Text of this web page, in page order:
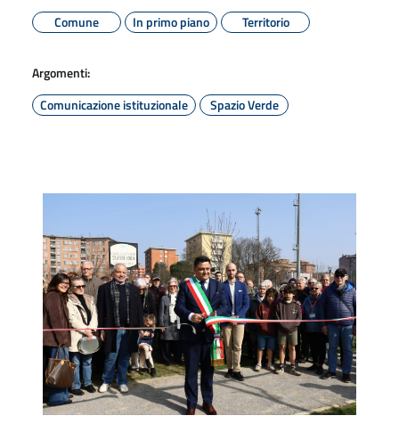
Comune
In primo piano Territorio
Argomenti:
Comunicazione istituzionale
Spazio Verde